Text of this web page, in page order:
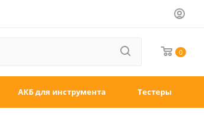
0
АКБ для инструмента Тестеры